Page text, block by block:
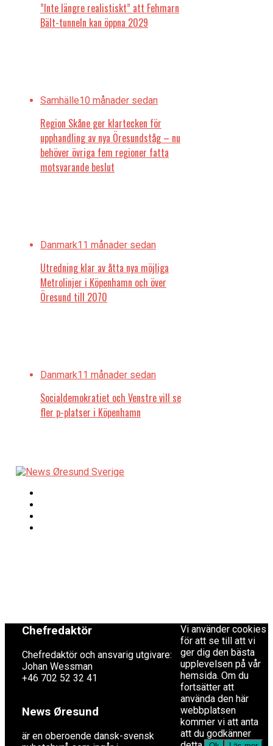
”Inte längre realistiskt” att Fehmarn
Bält-tunneln kan öppna 2029
Samhälle10 månader sedan
Region Skåne ger klartecken för
upphandling av nya Öresundståg – nu
behöver övriga fem regioner fatta
motsvarande beslut
Danmark11 månader sedan
Utredning klar av åtta nya möjliga
Metrolinjer i Köpenhamn och över
Öresund till 2070
Danmark11 månader sedan
Socialdemokratiet och Venstre vill se
fler p-platser i Köpenhamn
Chefredaktör
Chefredaktör och ansvarig utgivare:
Johan Wessman
+46 702 52 32 41
News Øresund
är en oberoende dansk-svensk
Vi använder cookies
för att se till att vi
ger dig den bästa
upplevelsen på vår
hemsida. Om du
fortsätter att
använda den här
webbplatsen
kommer vi att anta
att du godkänner